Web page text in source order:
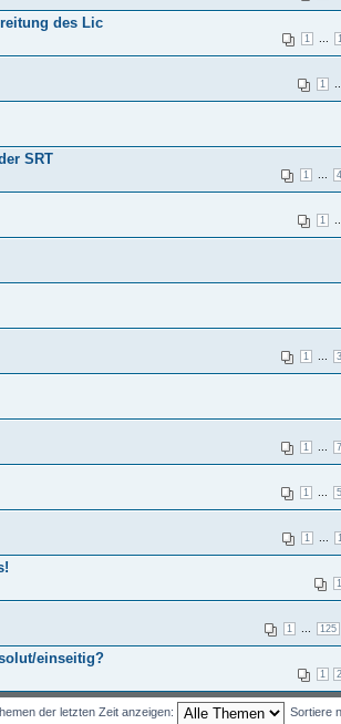
des Lic
1
1
SRT
1
1
1
1
1
1
1
1 125
einseitig?
1 2
der letzten Zeit anzeigen: Sortiere